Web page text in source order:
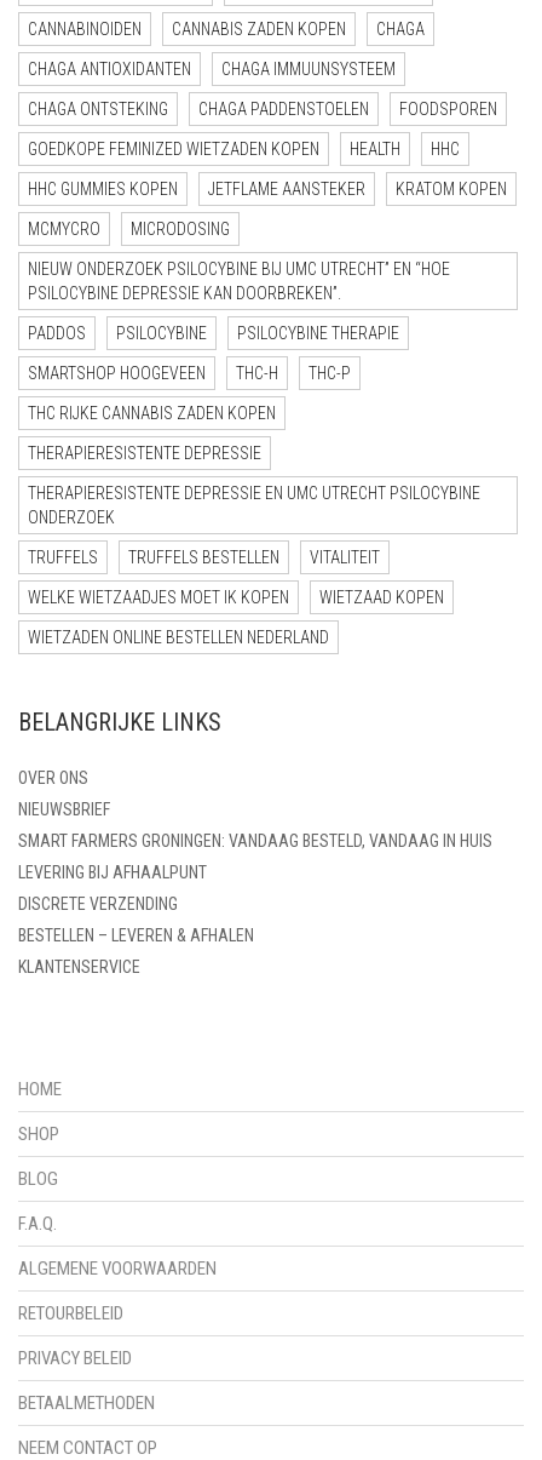
CANNABINOIDEN CANNABIS ZADEN KOPEN CHAGA
CHAGA ANTIOXIDANTEN CHAGA IMMUUNSYSTEEM
CHAGA ONTSTEKING CHAGA PADDENSTOELEN FOODSPOREN
GOEDKOPE FEMINIZED WIETZADEN KOPEN HEALTH HHC
HHC GUMMIES KOPEN JETFLAME AANSTEKER KRATOM KOPEN
MCMYCRO MICRODOSING
NIEUW ONDERZOEK PSILOCYBINE BIJ UMC UTRECHT” EN “HOE
PSILOCYBINE DEPRESSIE KAN DOORBREKEN”.
PADDOS PSILOCYBINE PSILOCYBINE THERAPIE
SMARTSHOP HOOGEVEEN THC-H THC-P
THC RIJKE CANNABIS ZADEN KOPEN
THERAPIERESISTENTE DEPRESSIE
THERAPIERESISTENTE DEPRESSIE EN UMC UTRECHT PSILOCYBINE
ONDERZOEK
TRUFFELS TRUFFELS BESTELLEN VITALITEIT
WELKE WIETZAADJES MOET IK KOPEN WIETZAAD KOPEN
WIETZADEN ONLINE BESTELLEN NEDERLAND
BELANGRIJKE LINKS
OVER ONS
NIEUWSBRIEF
SMART FARMERS GRONINGEN: VANDAAG BESTELD, VANDAAG IN HUIS
LEVERING BIJ AFHAALPUNT
DISCRETE VERZENDING
BESTELLEN – LEVEREN & AFHALEN
KLANTENSERVICE
HOME
SHOP
BLOG
F.A.Q.
ALGEMENE VOORWAARDEN
RETOURBELEID
PRIVACY BELEID
BETAALMETHODEN
NEEM CONTACT OP